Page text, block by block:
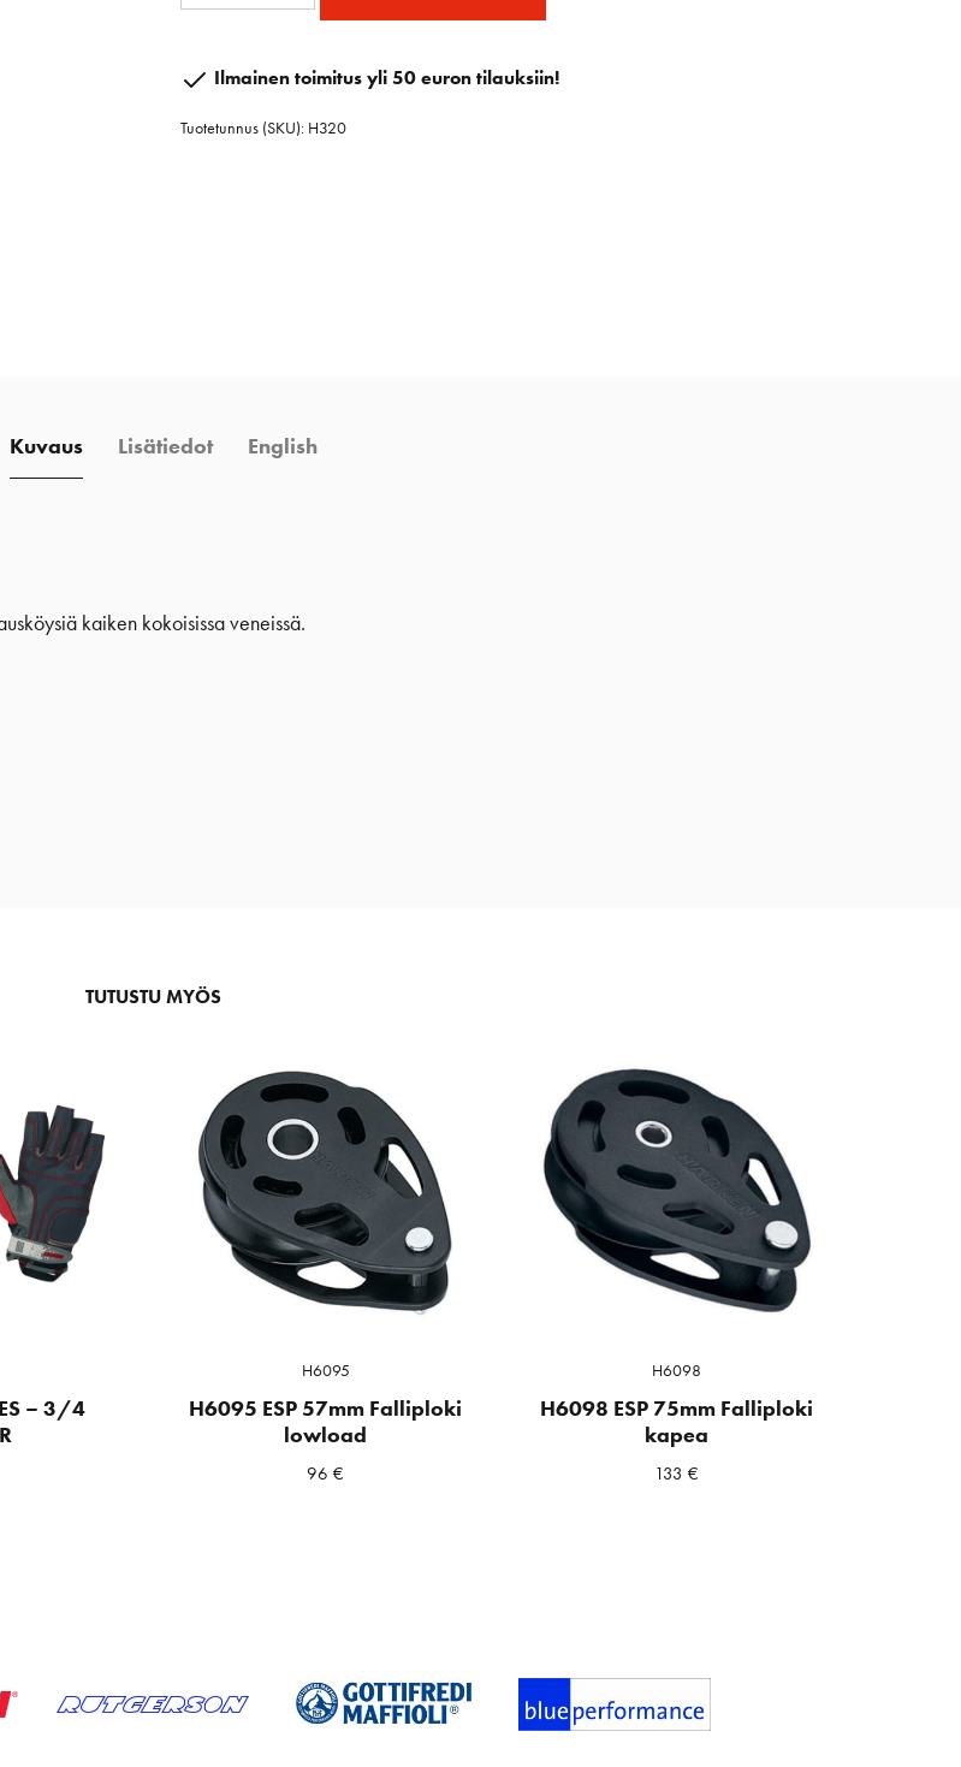
määräIlmainen toimitus yli 50 euron tilauksiin!
Tuotetunnus (SKU): H320
Kuvaus Lisätiedot English
kaiken kokoisissa veneissä.
TUTUSTU MYÖS
– 3/4
H6095
H6095 ESP 57mm Falliploki
lowload
96€
H6098
H6098 ESP 75mm Falliploki
kapea
133 €